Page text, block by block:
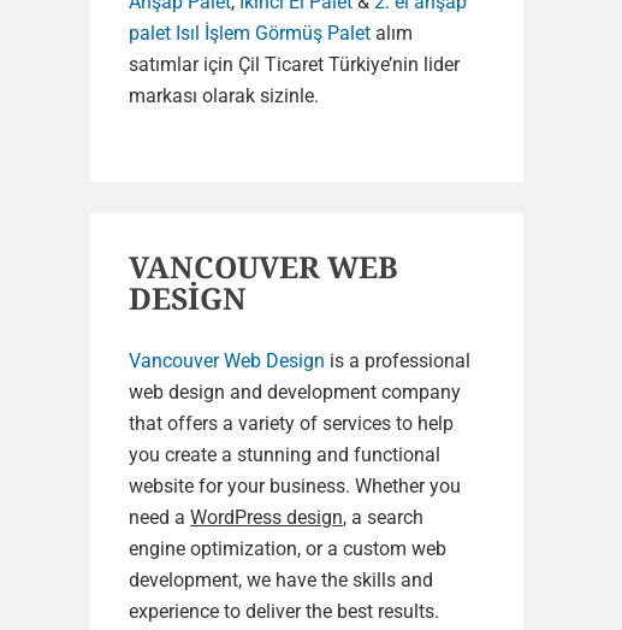
palet Isıl İşlem Görmüş Palet alım
satımlar için Çil Ticaret Türkiye’nin lider
markası olarak sizinle.
VANCOUVER WEB
DESİGN
Vancouver Web Design is a professional
web design and development company
that offers a variety of services to help
you create a stunning and functional
website for your business. Whether you
need aWordPress design, a search
engine optimization, or a custom web
development, we have the skills and
experience to deliver the best results.